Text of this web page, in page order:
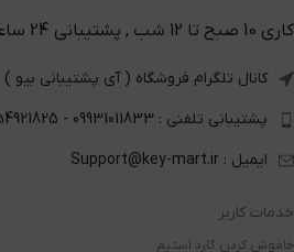
کاری 10 صبح تا 12 شب , پشتیبانی 24 ساعته
کانال تلگرام فروشگاه ( آی پشتیبانی بیو )
پشتیبانی تلفنی : 09931011833 - 09354921825
ایمیل : Support@key-mart.ir
خدمات کاربر
خاموش کردن گارد استیم